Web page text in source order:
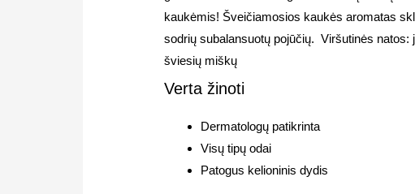
kaukėmis! Šveičiamosios kaukės aromatas
sodrių subalansuotų pojūčių. Viršutinės natos:
šviesių miškų
Verta žinoti
Dermatologų patikrinta
Visų tipų odai
Patogus kelioninis dydis